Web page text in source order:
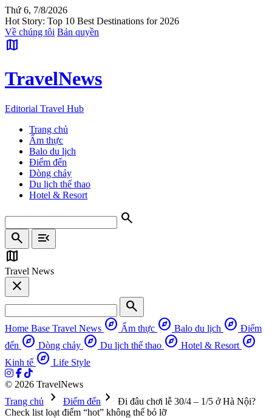
Thứ 6, 7/8/2026
Hot Story: Top 10 Best Destinations for 2026
Về chúng tôi Bản quyền
map
TravelNews
Editorial Travel Hub
Trang chủ
Ẩm thực
Balo du lịch
Điểm đến
Dòng chảy
Du lịch thể thao
Hotel & Resort
search
search
menu_open
map
Travel News
close
search
Home Base Travel News explore Ẩm thực explore Balo du lịch explore Điểm
đến explore Dòng chảy explore Du lịch thể thao explore Hotel & Resort explore
Kinh tế explore Life Style
© 2026 TravelNews
Trang chủ
chevron_right Điểm đến chevron_right
Đi đâu chơi lễ 30/4 – 1/5 ở Hà Nội?
Check list loạt điểm “hot” không thể bỏ lỡ